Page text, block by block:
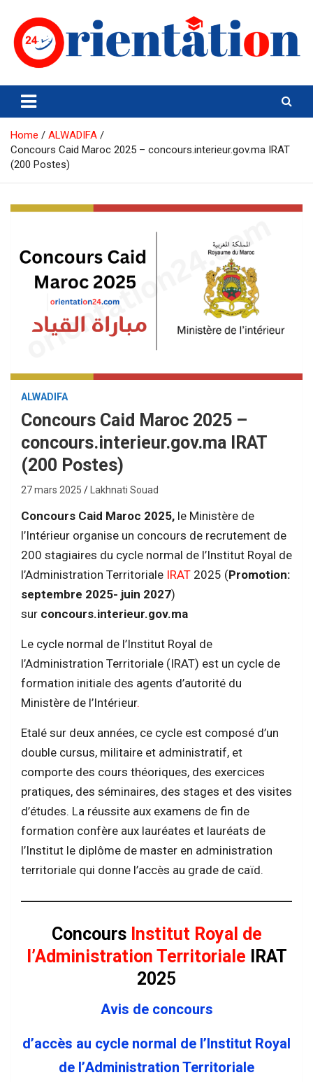
content
Orientation24
Emploi et Orientation au Maroc
Home
ALWADIFA
Concours Caid Maroc 2025 – concours.interieur.gov.ma IRAT
(200 Postes)
ALWADIFA
Concours Caid Maroc 2025 –
concours.interieur.gov.ma IRAT
(200 Postes)
27 mars 2025 Lakhnati Souad
Concours Caid Maroc 2025, le Ministère de
l’Intérieur organise un concours de recrutement de
200 stagiaires du cycle normal de l’Institut Royal de
l’Administration Territoriale IRAT 2025 (Promotion:
septembre 2025- juin 2027)
sur concours.interieur.gov.ma
Le cycle normal de l’Institut Royal de
l’Administration Territoriale (IRAT) est un cycle de
formation initiale des agents d’autorité du
Ministère de l’Intérieur.
Etalé sur deux années, ce cycle est composé d’un
double cursus, militaire et administratif, et
comporte des cours théoriques, des exercices
pratiques, des séminaires, des stages et des visites
d’études. La réussite aux examens de fin de
formation confère aux lauréates et lauréats de
l’Institut le diplôme de master en administration
territoriale qui donne l’accès au grade de caïd.
Concours Institut Royal de
l’Administration Territoriale IRAT
2025
Avis de concours
d’accès au cycle normal de l’Institut Royal
de l’Administration Territoriale